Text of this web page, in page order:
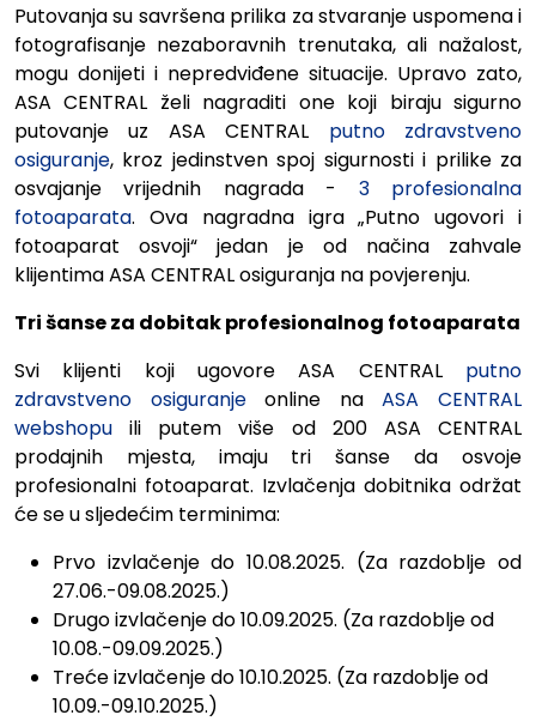
Putovanja su savršena prilika za stvaranje uspomena i
fotografisanje nezaboravnih trenutaka, ali nažalost,
mogu donijeti i nepredviđene situacije. Upravo zato,
ASA CENTRAL želi nagraditi one koji biraju sigurno
putovanje uz ASA CENTRAL putno zdravstveno
osiguranje, kroz jedinstven spoj sigurnosti i prilike za
osvajanje vrijednih nagrada - 3 profesionalna
fotoaparata. Ova nagradna igra „Putno ugovori i
fotoaparat osvoji“ jedan je od načina zahvale
klijentima ASA CENTRAL osiguranja na povjerenju.
Tri šanse za dobitak profesionalnog fotoaparata
Svi klijenti koji ugovore ASA CENTRAL putno
zdravstveno osiguranjeonline naASA CENTRAL
webshopu ili putem više od 200 ASA CENTRAL
prodajnih mjesta, imaju tri šanse da osvoje
profesionalni fotoaparat. Izvlačenja dobitnika održat
će se u sljedećim terminima:
Prvo izvlačenje do 10.08.2025. (Za razdoblje od
27.06.-09.08.2025.)
Drugo izvlačenje do 10.09.2025. (Za razdoblje od
10.08.-09.09.2025.)
Treće izvlačenje do 10.10.2025. (Za razdoblje od
10.09.-09.10.2025.)